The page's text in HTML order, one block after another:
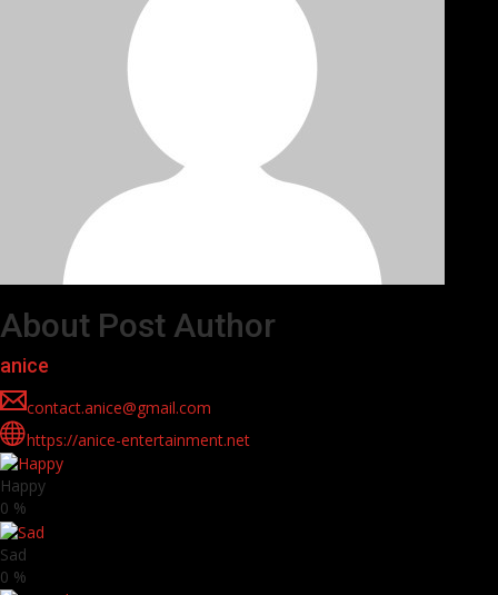
About Post Author
anice
contact.anice@gmail.com
https://anice-entertainment.net
Happy
0 %
Sad
0 %